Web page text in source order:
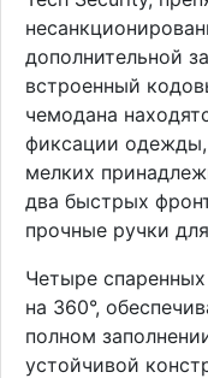
дополнительной
встроенный
чемодана
фиксации
мелких
два быстрых
прочные ручки
Четыре
на 360°,
полном
устойчивой